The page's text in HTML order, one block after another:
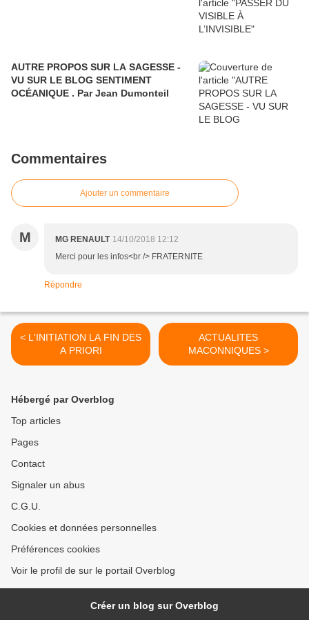
AUTRE PROPOS SUR LA SAGESSE -
VU SUR LE BLOG SENTIMENT
OCÉANIQUE . Par Jean Dumonteil
Commentaires
Ajouter un commentaire
M MG RENAULT 14/10/2018 12:12
Merci pour les infos<br /> FRATERNITE
Répondre
< L'INITIATION LA FIN DES
A PRIORI
ACTUALITES
MACONNIQUES >
Hébergé par Overblog
Top articles
Pages
Contact
Signaler un abus
C.G.U.
Cookies et données personnelles
Préférences cookies
Voir le profil de sur le portail Overblog
Créer un blog sur Overblog